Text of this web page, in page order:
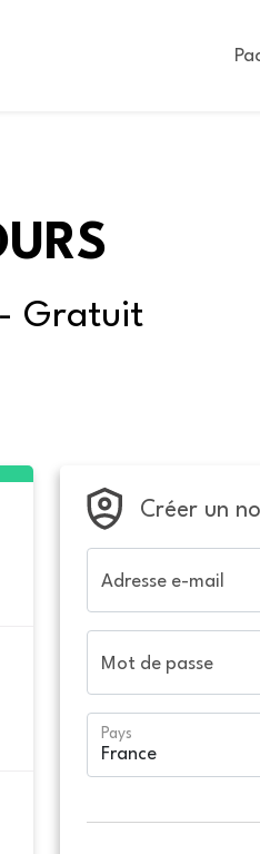
Gratuit
Créer un
Adresse e-mail
Mot de passe
Pays